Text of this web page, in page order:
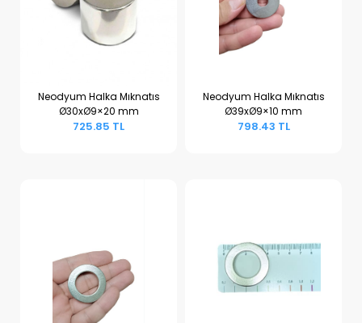
Sepete Ekle
Neodyum Halka Mıknatıs
Ø30xØ9×20 mm
725.85 TL
Sepete Ekle
Neodyum Halka Mıknatıs
Ø39xØ9×10 mm
798.43 TL